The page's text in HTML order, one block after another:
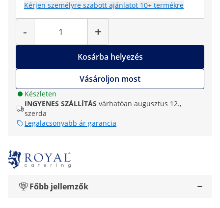
Kérjen személyre szabott ajánlatot 10+ termékre
-
Mennyiség
+
Kosárba helyezés
Vásároljon most
Készleten
INGYENES SZÁLLÍTÁS várhatóan augusztus 12.,
szerda
Legalacsonyabb ár garancia
Főbb jellemzők